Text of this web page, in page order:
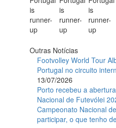
Outras Notícias
Footvolley World Tour
Portugal no circuito
13/07/2026
Porto recebeu a
Nacional de Futevólei
Campeonato Nacional
participar, o que tenho